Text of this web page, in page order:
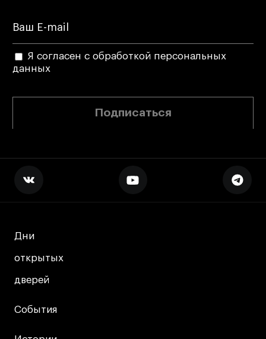
Я согласен с обработкой персональных
данных
Подписаться
Дни
открытых
дверей
Дни
открытых
дверей
События
События